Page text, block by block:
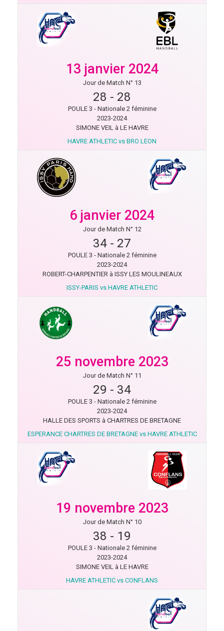
13 janvier 2024
Jour de Match N° 13
28 - 28
POULE 3 - Nationale 2 féminine
2023-2024
SIMONE VEIL à LE HAVRE
HAVRE ATHLETIC vs BRO LEON
6 janvier 2024
Jour de Match N° 12
34 - 27
POULE 3 - Nationale 2 féminine
2023-2024
ROBERT-CHARPENTIER à ISSY LES MOULINEAUX
ISSY-PARIS vs HAVRE ATHLETIC
25 novembre 2023
Jour de Match N° 11
29 - 34
POULE 3 - Nationale 2 féminine
2023-2024
HALLE DES SPORTS à CHARTRES DE BRETAGNE
ESPERANCE CHARTRES DE BRETAGNE vs HAVRE ATHLETIC
19 novembre 2023
Jour de Match N° 10
38 - 19
POULE 3 - Nationale 2 féminine
2023-2024
SIMONE VEIL à LE HAVRE
HAVRE ATHLETIC vs CONFLANS